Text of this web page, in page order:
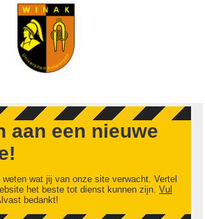
gaan
aan een nieuwe
wat jij van onze site verwacht. Vertel
het beste tot dienst kunnen zijn. Vul
bedankt!